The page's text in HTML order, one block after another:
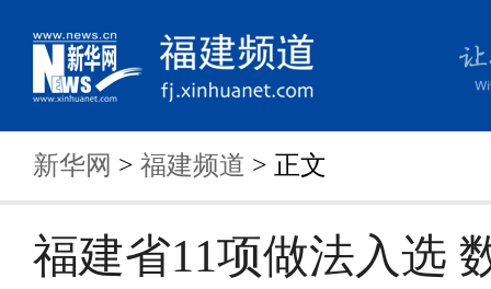
新华网 > 福建频道 > 正文
福建省11项做法入选